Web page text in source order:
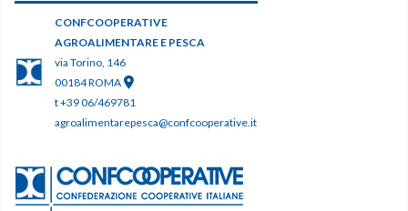
CONFCOOPERATIVE
AGROALIMENTARE E PESCA
via Torino, 146
00184 ROMA
t +39 06/469781
agroalimentarepesca@confcooperative.it